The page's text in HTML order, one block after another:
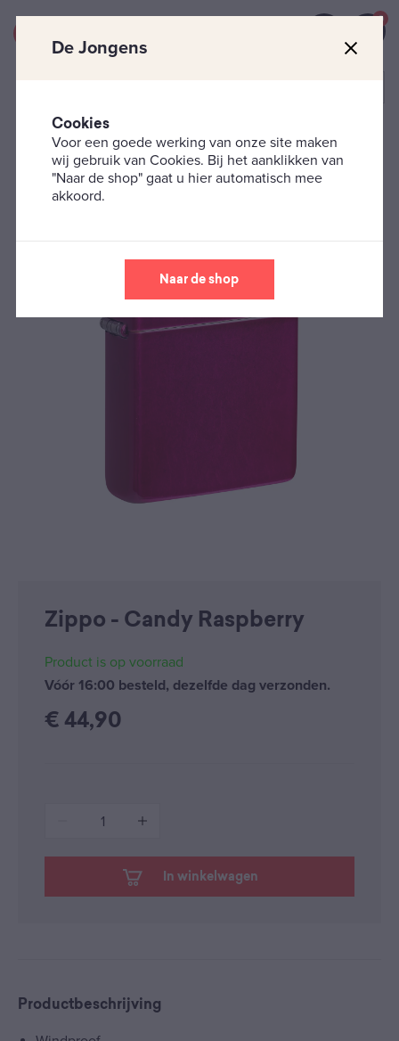
0
Zippo's Classic Zippo – Candy Raspberry
Zippo - Candy Raspberry
Product is op voorraad
Vóór 16:00 besteld, dezelfde dag verzonden.
€ 44,90
1
In winkelwagen
Productbeschrijving
De Jongens
Cookies
Voor een goede werking van onze site maken
wij gebruik van Cookies. Bij het aanklikken van
"Naar de shop" gaat u hier automatisch mee
akkoord.
Naar de shop